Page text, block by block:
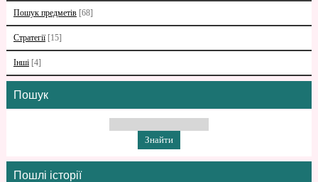
Пошук предметів [68]
Стратегії [15]
Інші [4]
Пошук
Пошлі історії